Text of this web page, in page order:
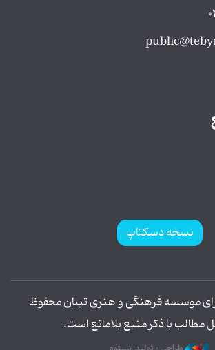
نسخه دسکتاپ
موسسه فرهنگی و هنری تبیان محفوظ
با ذکر منبع بلامانع است.